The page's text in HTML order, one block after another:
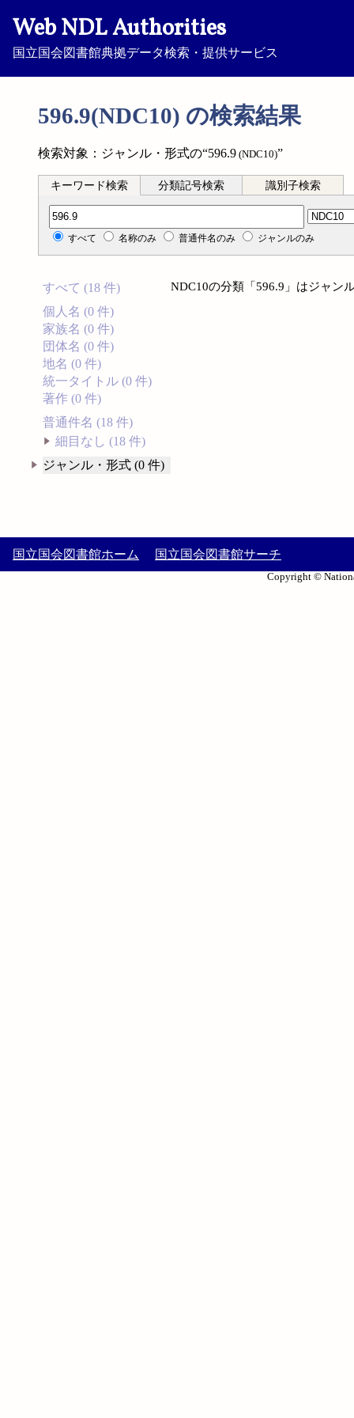
Web NDL Authorities
国立国会図書館典拠データ検索・提供サービス
596.9(NDC10) の検索結果
検索対象：ジャンル・形式の“596.9 (NDC10)”
キーワード検索 分類記号検索 識別子検索
分類記号検索
すべて 名称のみ 普通件名のみ ジャンルのみ
すべて (18 件)
個人名 (0 件)
家族名 (0 件)
団体名 (0 件)
地名 (0 件)
統一タイトル (0 件)
著作 (0 件)
普通件名 (18 件)
細目なし (18 件)
ジャンル・形式 (0 件)
NDC10の分類「596.9」はジャン
国立国会図書館ホーム 国立国会図書館サーチ
Copyright ©